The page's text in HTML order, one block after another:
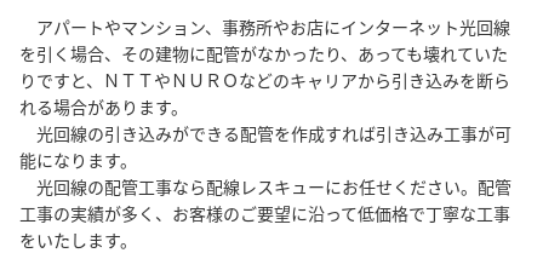
アパートやマンション、事務所やお店にインターネット光回線
を引く場合、その建物に配管がなかったり、あっても壊れていた
りですと、ＮＴＴやＮＵＲＯなどのキャリアから引き込みを断ら
れる場合があります。
光回線の引き込みができる配管を作成すれば引き込み工事が可
能になります。
光回線の配管工事なら配線レスキューにお任せください。配管
工事の実績が多く、お客様のご要望に沿って低価格で丁寧な工事
をいたします。